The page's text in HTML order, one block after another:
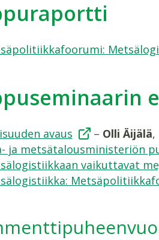
avaus – Olli Äijälä,
ja metsätalousministeriön
vaikuttavat